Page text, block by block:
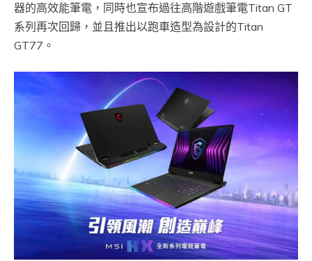
器的高效能筆電，同時也宣布過往高階遊戲筆電Titan GT
系列再次回歸，並且推出以跑車造型為設計的Titan
GT77。